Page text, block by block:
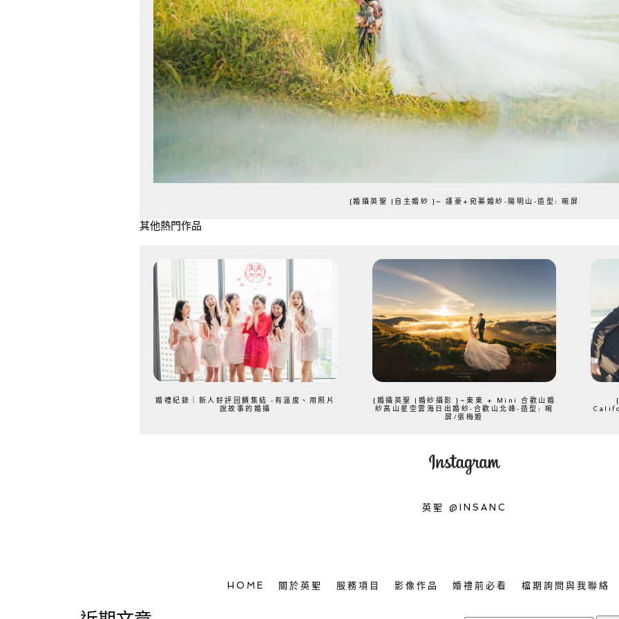
{婚攝英聖 |自主婚紗 }~ 謹豪+宛蓁婚紗-陽明山-造型: 晼屏
其他熱門作品
婚禮紀錄｜新人好評回饋集結 -有溫度、用照片
說故事的婚攝
{婚攝英聖 |婚紗攝影 }~東東 + Mini 合歡山婚
紗高山星空雲海日出婚紗-合歡山北峰-造型: 晼
屏/張梅姬
英聖 @INSANC
HOME 關於英聖 服務項目 影像作品 婚禮前必看 檔期詢問與我聯絡